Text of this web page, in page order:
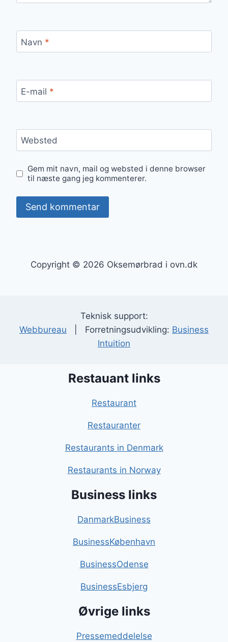
Navn *
E-mail *
Websted
Gem mit navn, mail og websted i denne browser
til næste gang jeg kommenterer.
Copyright © 2026 Oksemørbrad i ovn.dk
Teknisk support:
Webbureau | Forretningsudvikling: Business
Intuition
Restauant links
Restaurant
Restauranter
Restaurants in Denmark
Restaurants in Norway
Business links
DanmarkBusiness
BusinessKøbenhavn
BusinessOdense
BusinessEsbjerg
Øvrige links
Pressemeddelelse